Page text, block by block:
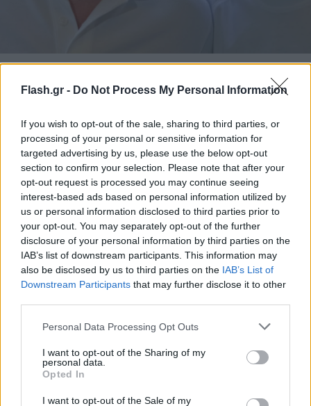
Flash.gr - Do Not Process My Personal Information
If you wish to opt-out of the sale, sharing to third parties, or
processing of your personal or sensitive information for
targeted advertising by us, please use the below opt-out
section to confirm your selection. Please note that after your
opt-out request is processed you may continue seeing
interest-based ads based on personal information utilized by
us or personal information disclosed to third parties prior to
your opt-out. You may separately opt-out of the further
disclosure of your personal information by third parties on the
IAB’s list of downstream participants. This information may
also be disclosed by us to third parties on the IAB’s List of
Downstream Participants that may further disclose it to other
Please note that this website/app uses one or more Google
not limited to your visit or usage behaviour. You may click to
grant or deny consent to Google and its third-party tags to
use your data for below specified purposes in below Google
consent section.
Personal Data Processing Opt Outs
I want to opt-out of the Sharing of my
personal data.
Opted In
I want to opt-out of the Sale of my
Αργεντινικά ΜΜΕ: Πέθανε ο πατέρας του Λιονέλ
Μέσι, Χόρχε
08.08.2026